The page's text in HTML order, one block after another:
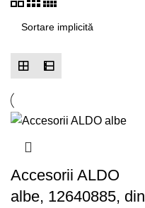
Accesorii ALDO
albe, 12640885, din